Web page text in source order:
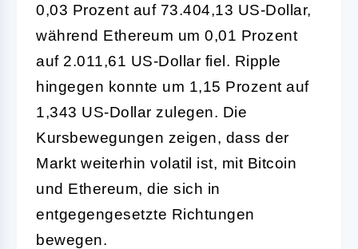
0,03 Prozent auf 73.404,13 US-Dollar,
während Ethereum um 0,01 Prozent
auf 2.011,61 US-Dollar fiel. Ripple
hingegen konnte um 1,15 Prozent auf
1,343 US-Dollar zulegen. Die
Kursbewegungen zeigen, dass der
Markt weiterhin volatil ist, mit Bitcoin
und Ethereum, die sich in
entgegengesetzte Richtungen
bewegen.